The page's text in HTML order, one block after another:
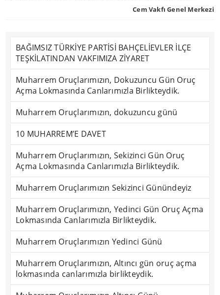
Cem Vakfı Genel Merkezi
BAĞIMSIZ TÜRKİYE PARTİSİ BAHÇELİEVLER İLÇE
TEŞKİLATINDAN VAKFIMIZA ZİYARET
Muharrem Oruçlarımızın, Dokuzuncu Gün Oruç
Açma Lokmasında Canlarımızla Birlikteydik.
Muharrem Oruçlarımızın, dokuzuncu günü
10 MUHARREM’E DAVET
Muharrem Oruçlarımızın, Sekizinci Gün Oruç
Açma Lokmasında Canlarımızla Birlikteydik.
Muharrem Oruçlarımızın Sekizinci Günündeyiz
Muharrem Oruçlarımızın, Yedinci Gün Oruç Açma
Lokmasında Canlarımızla Birlikteydik.
Muharrem Oruçlarımızın Yedinci Günü
Muharrem Oruçlarımızın, Altıncı gün oruç açma
lokmasında canlarımızla birlikteydik.